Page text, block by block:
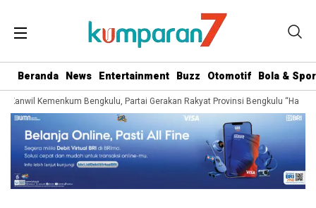
Beranda News Entertainment Buzz Otomotif Bola &
Kanwil Kemenkum Bengkulu, Partai Gerakan Rakyat Provinsi Bengkulu “Hadir